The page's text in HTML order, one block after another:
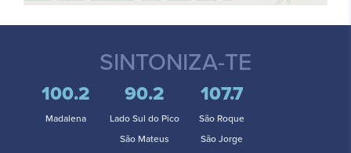
SINTONIZA-TE
100.2
Madalena
90.2
Lado Sul do Pico
São Mateus
107.7
São Roque
São Jorge